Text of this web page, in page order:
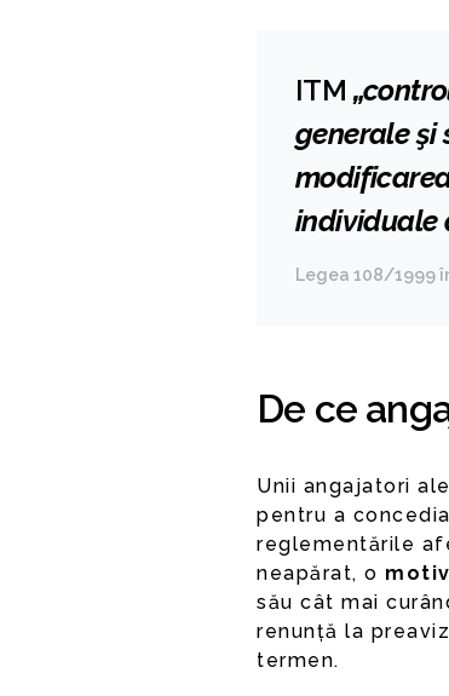
ITM
generale şi
individuale
Legea 108/1999
De ce
Unii angajatori
pentru a
reglementările
neapărat, o
său cât mai
renunță la
termen.